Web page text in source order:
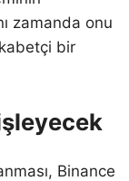
zamanda onu
bir
Binance